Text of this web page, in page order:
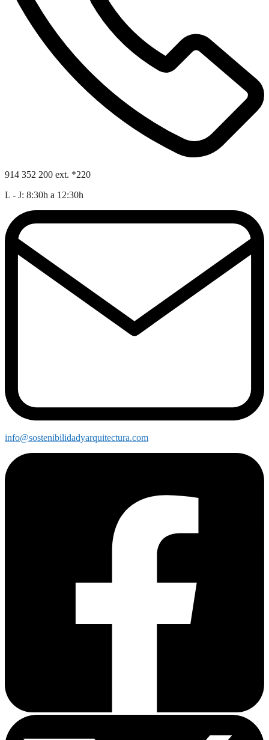
914 352 200 ext. *220
L - J: 8:30h a 12:30h
info@sostenibilidadyarquitectura.com